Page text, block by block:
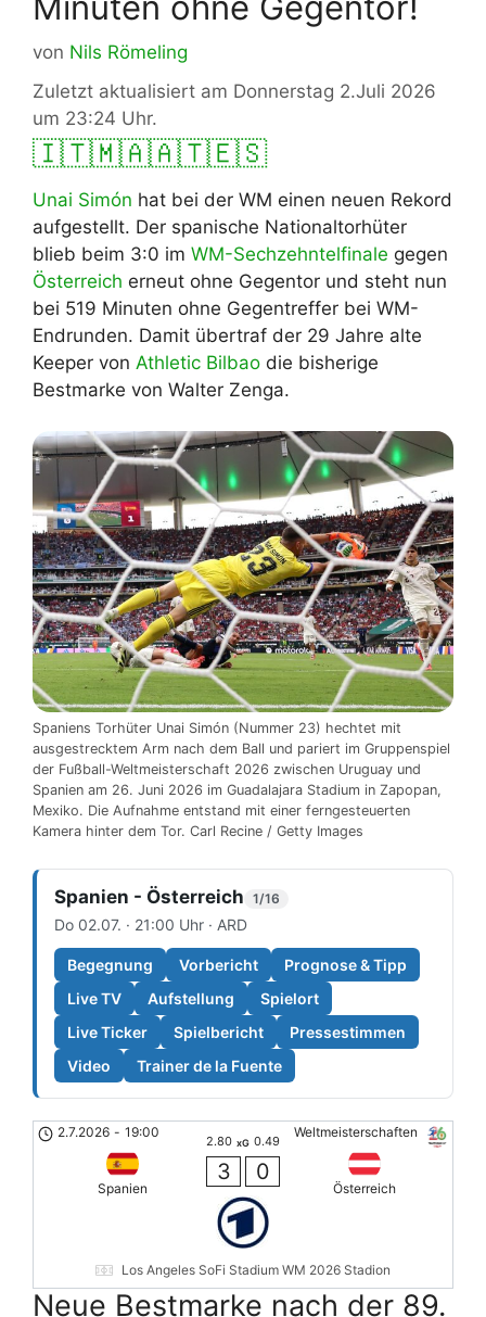
von Nils Römeling
Zuletzt aktualisiert am Donnerstag 2.Juli 2026
um 23:24 Uhr.
🇮🇹🇲🇦🇦🇹🇪🇸
Unai Simón hat bei der WM einen neuen Rekord
aufgestellt. Der spanische Nationaltorhüter
blieb beim 3:0 im WM-Sechzehntelfinale gegen
Österreich erneut ohne Gegentor und steht nun
bei 519 Minuten ohne Gegentreffer bei WM-
Endrunden. Damit übertraf der 29 Jahre alte
Keeper von Athletic Bilbao die bisherige
Bestmarke von Walter Zenga.
Spaniens Torhüter Unai Simón (Nummer 23) hechtet mit
ausgestrecktem Arm nach dem Ball und pariert im Gruppenspiel
der Fußball-Weltmeisterschaft 2026 zwischen Uruguay und
Spanien am 26. Juni 2026 im Guadalajara Stadium in Zapopan,
Mexiko. Die Aufnahme entstand mit einer ferngesteuerten
Kamera hinter dem Tor. Carl Recine / Getty Images
Spanien - Österreich 1/16
Do 02.07. · 21:00 Uhr · ARD
Begegnung Vorbericht
Prognose & Tipp
Live TV
Aufstellung
Spielort
Live Ticker
Spielbericht
Pressestimmen
Video
Trainer de la Fuente
Weltmeisterschaften
2.7.2026 - 19:00
Spanien
2.80 xG 0.49
3 0
Österreich
Los Angeles SoFi Stadium WM 2026 Stadion
Neue Bestmarke nach der 89.